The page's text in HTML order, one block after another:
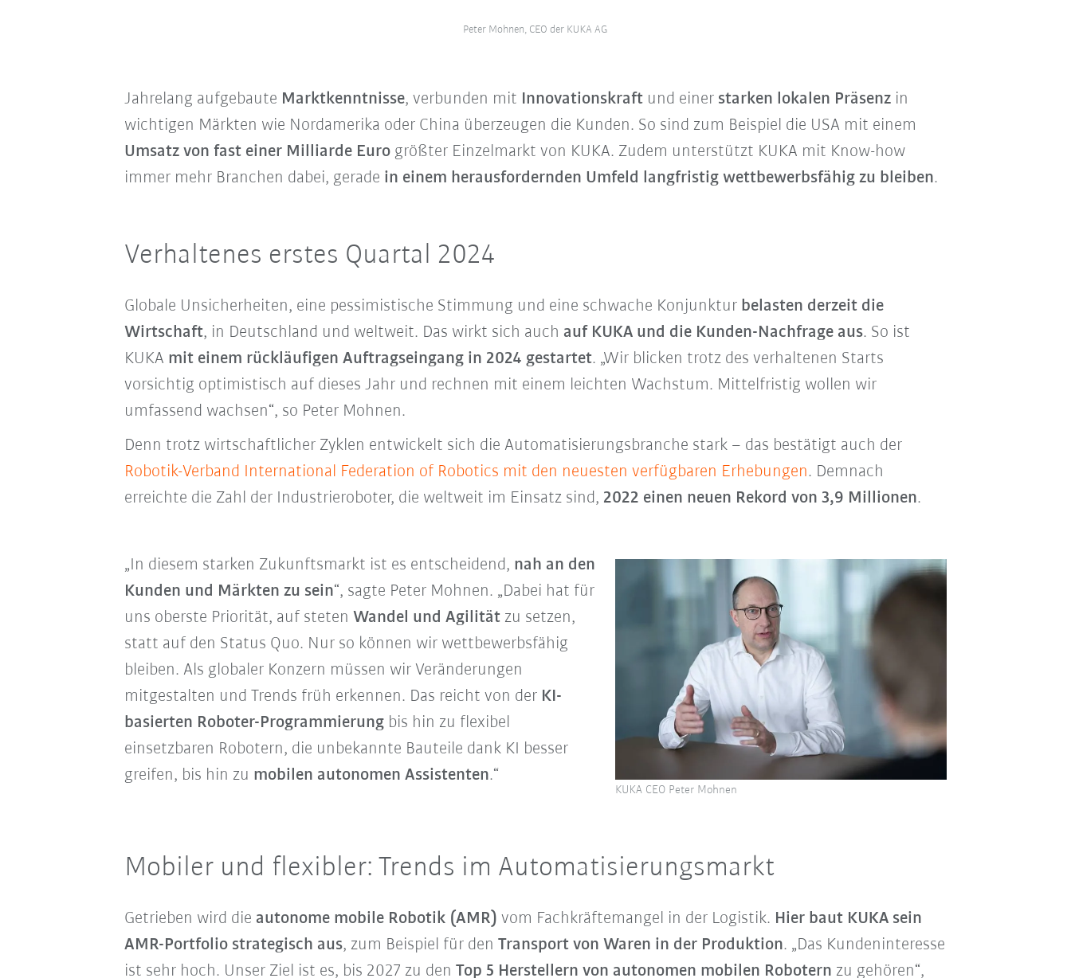
Peter Mohnen, CEO der KUKA AG
Jahrelang aufgebaute Marktkenntnisse, verbunden mit Innovationskraftund einer starken lokalen Präsenz in
wichtigen Märkten wie Nordamerika oder China überzeugen die Kunden. So sind zum Beispiel die USA mit einem
Umsatz von fast einer Milliarde Euro größter Einzelmarkt von KUKA. Zudem unterstützt KUKA mit Know-how
immer mehr Branchen dabei, gerade in einem herausfordernden Umfeld langfristig wettbewerbsfähig zu bleiben.
Verhaltenes erstes Quartal 2024
Globale Unsicherheiten, eine pessimistische Stimmung und eine schwache Konjunktur belasten derzeit die
Wirtschaft, in Deutschland und weltweit. Das wirkt sich auch auf KUKA und die Kunden-Nachfrage aus. So ist
KUKA mit einem rückläufigen Auftragseingang in 2024 gestartet. „Wir blicken trotz des verhaltenen Starts
vorsichtig optimistisch auf dieses Jahr und rechnen mit einem leichten Wachstum. Mittelfristig wollen wir
umfassend wachsen“, so Peter Mohnen.
Denn trotz wirtschaftlicher Zyklen entwickelt sich die Automatisierungsbranche stark – das bestätigt auch der
Robotik-Verband International Federation of Robotics mit den neuesten verfügbaren Erhebungen. Demnach
erreichte die Zahl der Industrieroboter, die weltweit im Einsatz sind, 2022 einen neuen Rekord von 3,9 Millionen.
„In diesem starken Zukunftsmarkt ist es entscheidend, nah an den
Kunden und Märkten zu sein“, sagte Peter Mohnen. „Dabei hat für
uns oberste Priorität, auf steten Wandel und Agilität zu setzen,
statt auf den Status Quo. Nur so können wir wettbewerbsfähig
bleiben. Als globaler Konzern müssen wir Veränderungen
mitgestalten und Trends früh erkennen. Das reicht von der KI-
basierten Roboter-Programmierung bis hin zu flexibel
einsetzbaren Robotern, die unbekannte Bauteile dank KI besser
greifen, bis hin zu mobilen autonomen Assistenten.“
KUKA CEO Peter Mohnen
Mobiler und flexibler: Trends im Automatisierungsmarkt
Getrieben wird die autonome mobile Robotik (AMR) vom Fachkräftemangel in der Logistik. Hier baut KUKA sein
AMR-Portfolio strategisch aus, zum Beispiel für den Transport von Waren in der Produktion. „Das Kundeninteresse
ist sehr hoch. Unser Ziel ist es, bis 2027 zu den Top 5 Herstellern von autonomen mobilen Robotern zu gehören“,